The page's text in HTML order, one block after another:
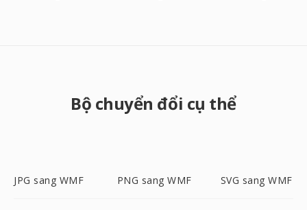
Bộ chuyển đổi cụ thể
JPG sang WMF PNG sang WMF SVG sang WMF